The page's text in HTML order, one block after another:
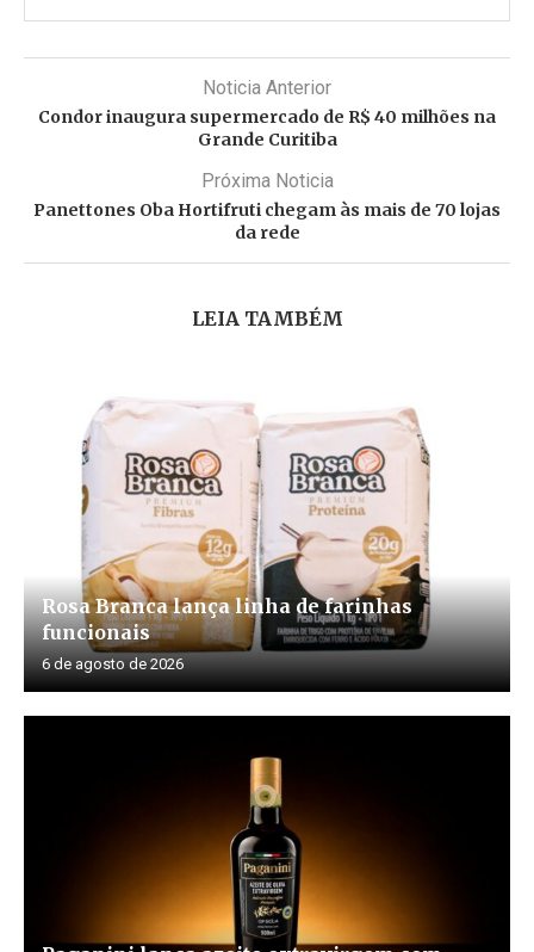
Noticia Anterior
Condor inaugura supermercado de R$ 40 milhões na
Grande Curitiba
Próxima Noticia
Panettones Oba Hortifruti chegam às mais de 70 lojas
da rede
LEIA TAMBÉM
Rosa Branca lança linha de farinhas
funcionais
6 de agosto de 2026